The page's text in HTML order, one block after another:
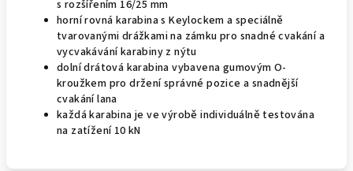
s rozšířením 16/25 mm
horní rovná karabina s Keylockem a speciálně
tvarovanými drážkami na zámku pro snadné cvakání a
vycvakávání karabiny z nýtu
dolní drátová karabina vybavena gumovým O-
kroužkem pro držení správné pozice a snadnější
cvakání lana
každá karabina je ve výrobě individuálně testována
na zatížení 10 kN